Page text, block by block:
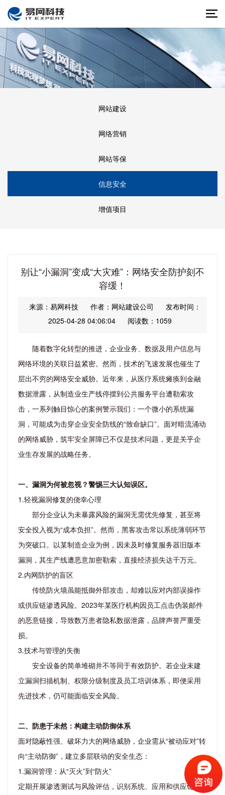
网站建设
网络营销
网站等保
信息安全
增值项目
别让“小漏洞”变成“大灾难”：网络安全防护刻不
容缓！
来源：易网科技 作者：网站建设公司
发布时间：
2025-04-28 04:06:04
阅读数：1059
随着数字化转型的推进，企业业务、数据及用户信息与
网络环境的关联日益紧密。然而，技术的飞速发展也催生了
层出不穷的网络安全威胁。近年来，从医疗系统瘫痪到金融
数据泄露，从制造业生产线停摆到公共服务平台遭勒索攻
击，一系列触目惊心的案例警示我们：一个微小的系统漏
洞，可能成为击穿企业安全防线的“致命缺口”。面对暗流涌动
的网络威胁，筑牢安全屏障已不仅是技术问题，更是关乎企
业生存发展的战略任务。
一、漏洞为何被忽视？警惕三大认知误区。
1.轻视漏洞修复的侥幸心理
部分企业认为未暴露风险的漏洞无需优先修复，甚至将
安全投入视为“成本负担”。然而，黑客攻击常以系统薄弱环节
为突破口。以某制造企业为例，因未及时修复服务器旧版本
漏洞，其生产线遭恶意加密勒索，直接经济损失达千万元。
2.内网防护的盲区
传统防火墙虽能抵御外部攻击，却难以应对内部误操作
或供应链渗透风险。2023年某医疗机构因员工点击伪装邮件
的恶意链接，导致数万患者隐私数据泄露，品牌声誉严重受
损。
3.技术与管理的失衡
安全设备的简单堆砌并不等同于有效防护。若企业未建
立漏洞扫描机制、权限分级制度及员工培训体系，即便采用
先进技术，仍可能面临安全风险。
二、防患于未然：构建主动防御体系
面对隐蔽性强、破坏力大的网络威胁，企业需从“被动应对”转
向“主动防御”，建立多层联动的安全生态：
1.漏洞管理：从“灭火”到“防火”
定期开展渗透测试与风险评估，识别系统、应用和供应链中